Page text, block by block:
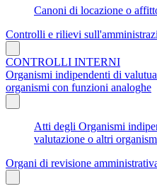
Canoni di locazione o
Controlli e rilievi
CONTROLLI INTERNI
Organismi indipendenti di
organismi con funzioni analoghe
Atti degli Organismi
valutazione o altri
Organi di revisione